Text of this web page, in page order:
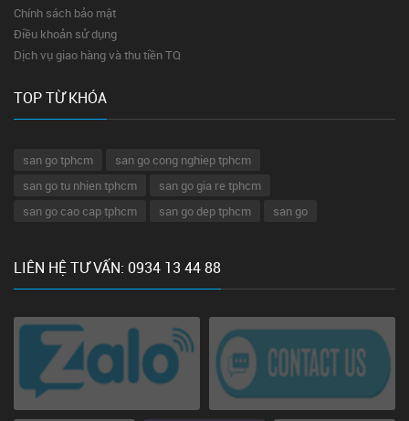
Chính sách bảo mật
Điều khoản sử dụng
Dịch vụ giao hàng và thu tiền TQ
TOP TỪ KHÓA
san go tphcm
san go cong nghiep tphcm
san go tu nhien tphcm
san go gia re tphcm
san go cao cap tphcm
san go dep tphcm san go
LIÊN HỆ TƯ VẤN: 0934 13 44 88